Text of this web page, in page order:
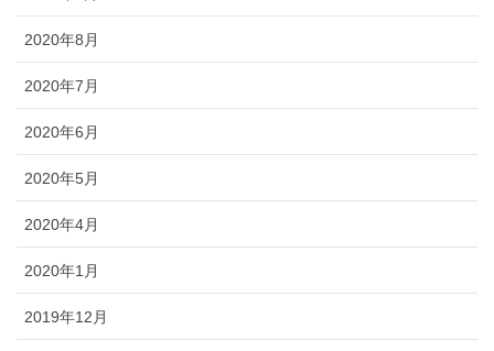
2020年8月
2020年7月
2020年6月
2020年5月
2020年4月
2020年1月
2019年12月